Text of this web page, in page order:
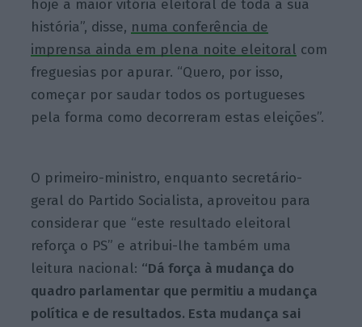
hoje a maior vitória eleitoral de toda a sua
história”, disse, numa conferência de
imprensa ainda em plena noite eleitoral com
freguesias por apurar. “Quero, por isso,
começar por saudar todos os portugueses
pela forma como decorreram estas eleições”.
O primeiro-ministro, enquanto secretário-
geral do Partido Socialista, aproveitou para
considerar que “este resultado eleitoral
reforça o PS” e atribui-lhe também uma
leitura nacional: “Dá força à mudança do
quadro parlamentar que permitiu a mudança
política e de resultados. Esta mudança sai